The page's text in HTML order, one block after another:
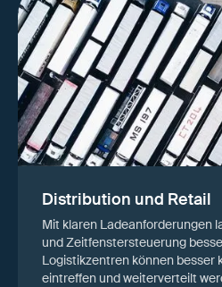
Distribution und Retail
Mit klaren Ladeanforderungen
und Zeitfenstersteuerung
Logistikzentren können besser
eintreffen und weiterverteilt